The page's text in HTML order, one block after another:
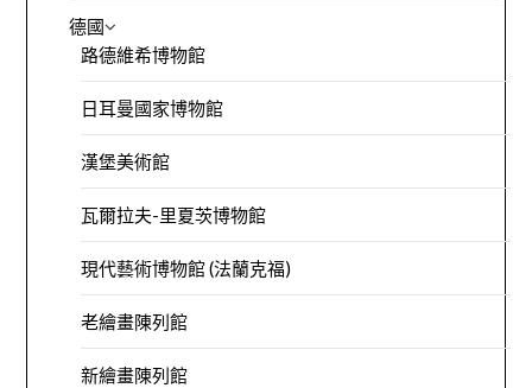
德國
路德維希博物館
日耳曼國家博物館
漢堡美術館
瓦爾拉夫-里夏茨博物館
現代藝術博物館 (法蘭克福)
老繪畫陳列館
新繪畫陳列館